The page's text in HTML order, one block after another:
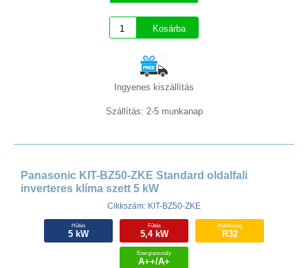
Ingyenes kiszállítás
Szállítás: 2-5 munkanap
Panasonic KIT-BZ50-ZKE Standard oldalfali
inverteres klíma szett 5 kW
Cikkszám: KIT-BZ50-ZKE
Hűtés
5 kW
Fűtés
5,4 kW
Hűtőközeg
R32
Energiaosztály
A++/A+